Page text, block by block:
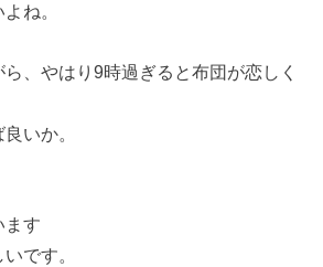
ね。
ら、やはり9時過ぎると布団が恋しく
いか。
ます
です。